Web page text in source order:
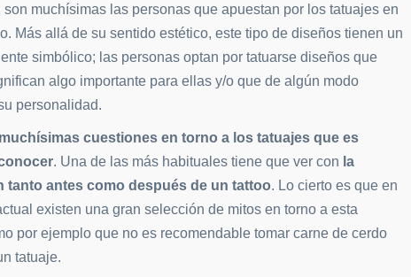
son muchísimas las personas que apuestan por los tatuajes en
Más allá de su sentido estético, este tipo de diseños tienen un
simbólico; las personas optan por tatuarse diseños que
algo importante para ellas y/o que de algún modo
personalidad.
cuestiones en torno a los tatuajes que es
. Una de las más habituales tiene que ver con la
tanto antes como después de un tattoo. Lo cierto es que en
existen una gran selección de mitos en torno a esta
por ejemplo que no es recomendable tomar carne de cerdo
tatuaje.